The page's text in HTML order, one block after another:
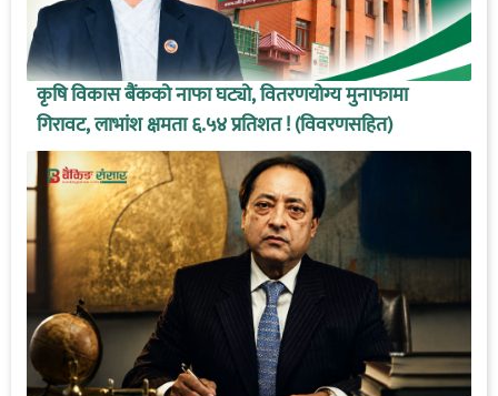
कृषि विकास बैंकको नाफा घट्यो, वितरणयोग्य मुनाफामा
गिरावट, लाभांश क्षमता ६.५४ प्रतिशत ! (विवरणसहित)